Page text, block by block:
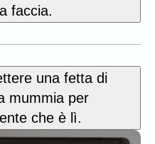
faccia.
una fetta di
mummia per
che è lì.